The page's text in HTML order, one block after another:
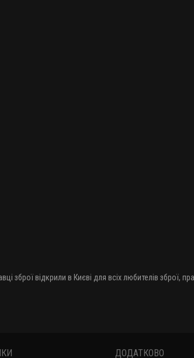
зброї відкрили в Києві для всіх любителів зброї,
ДОДАТКОВО